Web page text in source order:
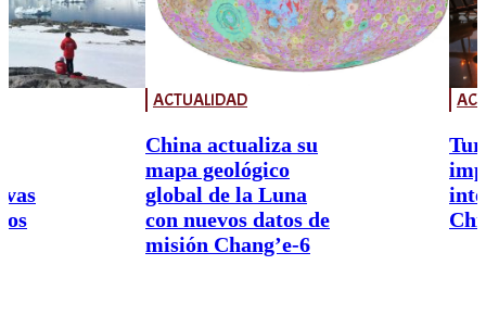
ACTUALIDAD
China actualiza su
mapa geológico
global de la Luna
con nuevos datos de
misión Chang’e-6